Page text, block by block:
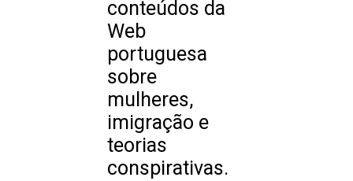
conteúdos da
Web
portuguesa
sobre
mulheres,
imigração e
teorias
conspirativas.